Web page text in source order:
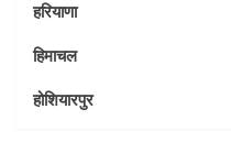
हरियाणा
हिमाचल
होशियारपुर